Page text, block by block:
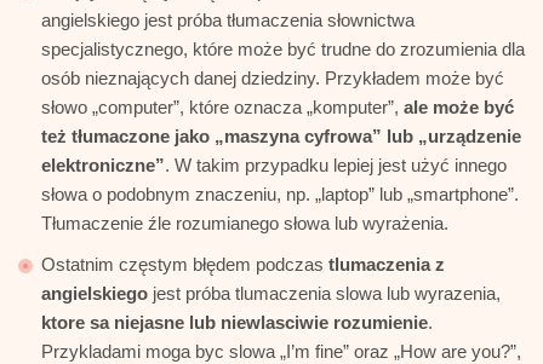
angielskiego jest próba tłumaczenia słownictwa
specjalistycznego, które może być trudne do zrozumienia dla
osób nieznających danej dziedziny. Przykładem może być
słowo „computer”, które oznacza „komputer”, ale może być
też tłumaczone jako „maszyna cyfrowa” lub „urządzenie
elektroniczne”. W takim przypadku lepiej jest użyć innego
słowa o podobnym znaczeniu, np. „laptop” lub „smartphone”.
Tłumaczenie źle rozumianego słowa lub wyrażenia.
Ostatnim częstym błędem podczas tlumaczenia z
angielskiego jest próba tlumaczenia slowa lub wyrazenia,
ktore sa niejasne lub niewlasciwie rozumienie.
Przykladami moga byc slowa „I’m fine” oraz „How are you?”,